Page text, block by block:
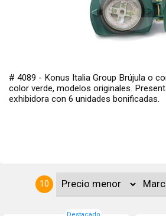
# 4089 - Konus Italia Group Brújula o
color verde, modelos originales.
exhibidora con 6 unidades bonificadas.
10